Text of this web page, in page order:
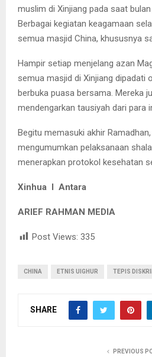
muslim di Xinjiang pada saat
Berbagai kegiatan keagamaan
semua masjid China, khususnya
Hampir setiap menjelang azan
semua masjid di Xinjiang dipadati
berbuka puasa bersama. Mereka
mendengarkan tausiyah dari para
Begitu memasuki akhir
mengumumkan pelaksanaan
menerapkan protokol kesehatan
Xinhua I Antara
ARIEF RAHMAN MEDIA
Post Views: 335
CHINA ETNIS UIGHUR TEPIS
SHARE
PREVIOUS